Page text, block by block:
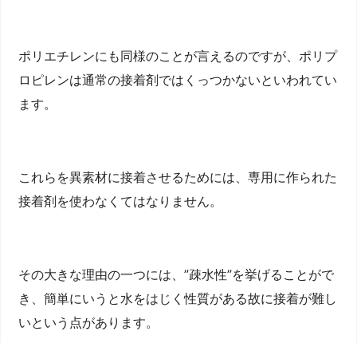
ポリエチレンにも同様のことが言えるのですが、ポリプ
ロピレンは通常の接着剤ではくっつかないといわれてい
ます。
これらを異素材に接着させるためには、専用に作られた
接着剤を使わなくてはなりません。
その大きな理由の一つには、”疎水性”を挙げることがで
き、簡単にいうと水をはじく性質がある故に接着が難し
いという点があります。